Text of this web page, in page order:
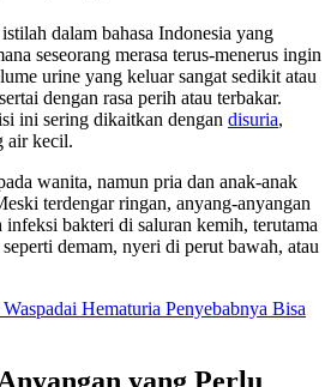
dalam bahasa Indonesia yang
seseorang merasa terus-menerus ingin
urine yang keluar sangat sedikit atau
dengan rasa perih atau terbakar.
ini sering dikaitkan dengan disuria,
air kecil.
wanita, namun pria dan anak-anak
terdengar ringan, anyang-anyangan
infeksi bakteri di saluran kemih, terutama
demam, nyeri di perut bawah, atau
Hematuria Penyebabnya Bisa